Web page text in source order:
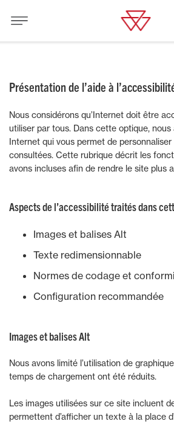
Présentation de l’aide à
Nous considérons qu’Internet doit être
utiliser par tous. Dans cette optique,
Internet qui vous permet de personnaliser
consultées. Cette rubrique décrit les
avons incluses afin de rendre le site plus
Aspects de l’accessibilité traités dans
Images et balises Alt
Texte redimensionnable
Normes de codage et
Configuration recommandée
Images et balises Alt
Nous avons limité l’utilisation de
temps de chargement ont été réduits.
Les images utilisées sur ce site incluent
permettent d’afficher un texte à la place